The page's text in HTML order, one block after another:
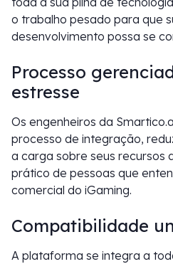
o trabalho pesado para que
desenvolvimento possa se
Processo
estresse
Os engenheiros da
processo de integração,
a carga sobre seus recursos
prático de pessoas que
comercial do iGaming.
Compatibilidade
A plataforma se integra a